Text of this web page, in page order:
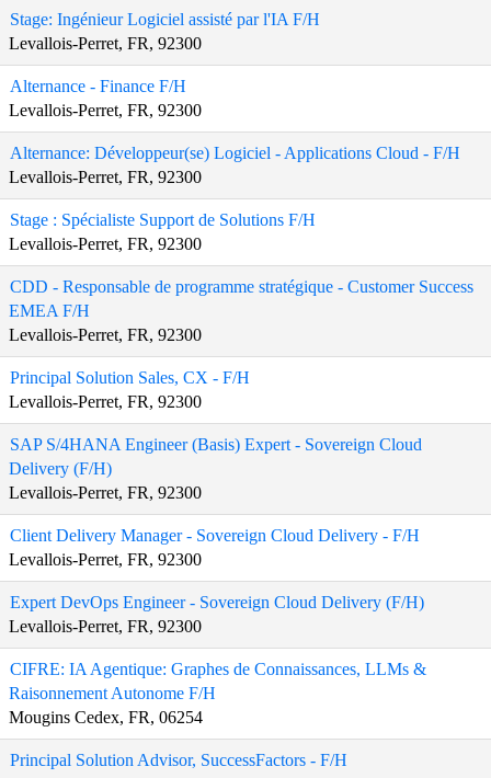
Stage: Ingénieur Logiciel assisté par l'IA F/H
Levallois-Perret, FR, 92300
Alternance - Finance F/H
Levallois-Perret, FR, 92300
Alternance: Développeur(se) Logiciel - Applications Cloud - F/H
Levallois-Perret, FR, 92300
Stage : Spécialiste Support de Solutions F/H
Levallois-Perret, FR, 92300
CDD - Responsable de programme stratégique - Customer Success
EMEA F/H
Levallois-Perret, FR, 92300
Principal Solution Sales, CX - F/H
Levallois-Perret, FR, 92300
SAP S/4HANA Engineer (Basis) Expert - Sovereign Cloud
Delivery (F/H)
Levallois-Perret, FR, 92300
Client Delivery Manager - Sovereign Cloud Delivery - F/H
Levallois-Perret, FR, 92300
Expert DevOps Engineer - Sovereign Cloud Delivery (F/H)
Levallois-Perret, FR, 92300
CIFRE: IA Agentique: Graphes de Connaissances, LLMs &
Raisonnement Autonome F/H
Mougins Cedex, FR, 06254
Principal Solution Advisor, SuccessFactors - F/H